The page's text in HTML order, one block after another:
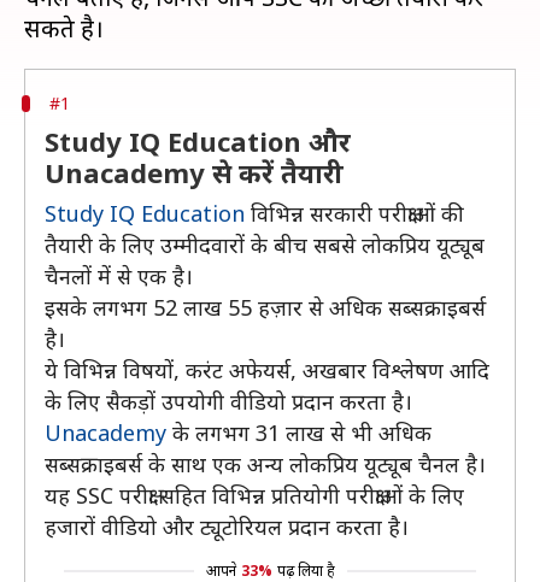
#1
Study IQ Education और
Unacademy से करें तैयारी
Study IQ Education विभिन्न सरकारी परीक्षाओं की
तैयारी के लिए उम्मीदवारों के बीच सबसे लोकप्रिय यूट्यूब
चैनलों में से एक है।
इसके लगभग 52 लाख 55 हज़ार से अधिक सब्सक्राइबर्स
है।
ये विभिन्न विषयों, करंट अफेयर्स, अखबार विश्लेषण आदि
के लिए सैकड़ों उपयोगी वीडियो प्रदान करता है।
Unacademy के लगभग 31 लाख से भी अधिक
सब्सक्राइबर्स के साथ एक अन्य लोकप्रिय यूट्यूब चैनल है।
यह SSC परीक्षा सहित विभिन्न प्रतियोगी परीक्षाओं के लिए
हजारों वीडियो और ट्यूटोरियल प्रदान करता है।
आपने 33% पढ़ लिया है